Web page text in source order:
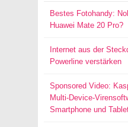
Bestes Fotohandy:
Huawei Mate 20 Pro?
Internet aus der
Powerline verstärken
Sponsored Video:
Multi-Device-
Smartphone und